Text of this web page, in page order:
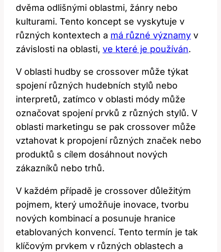
dvěma odlišnými oblastmi, žánry nebo
kulturami. Tento koncept se vyskytuje v
různých kontextech a má různé významy v
závislosti na oblasti, ve které je používán.
V oblasti hudby se crossover může týkat
spojení různých hudebních stylů nebo
interpretů, zatímco v oblasti módy může
označovat spojení prvků z různých stylů. V
oblasti marketingu se pak crossover může
vztahovat k propojení různých značek nebo
produktů s cílem dosáhnout nových
zákazníků nebo trhů.
V každém případě je crossover důležitým
pojmem, který umožňuje inovace, tvorbu
nových kombinací a posunuje hranice
etablovaných konvencí. Tento termín je tak
klíčovým prvkem v různých oblastech a